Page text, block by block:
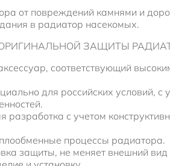
от повреждений камнями и
в радиатор насекомых.
ЗАЩИТЫ
соответствующий
для российских условий, с
разработка с учетом
процессы радиатора.
защиты, не меняет внешний вид